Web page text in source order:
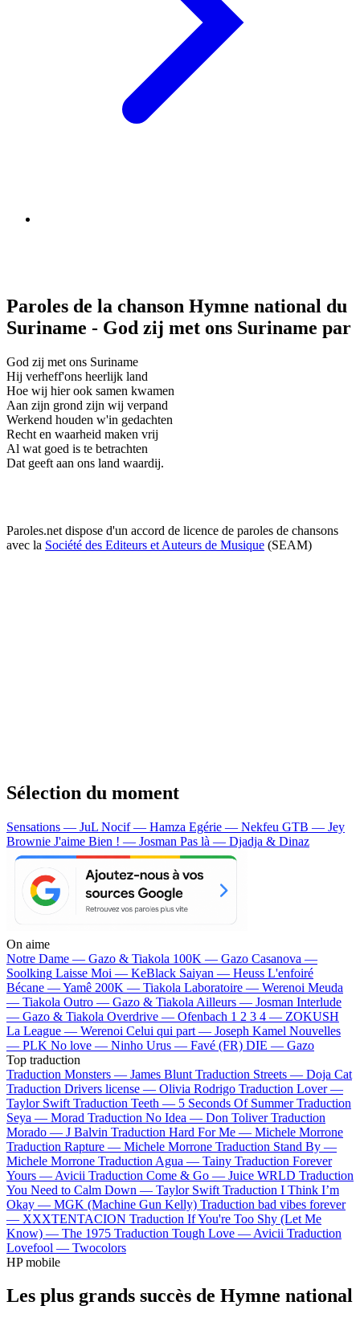
Paroles de la chanson Hymne national du
Suriname - God zij met ons Suriname par
God zij met ons Suriname
Hij verheff'ons heerlijk land
Hoe wij hier ook samen kwamen
Aan zijn grond zijn wij verpand
Werkend houden w'in gedachten
Recht en waarheid maken vrij
Al wat goed is te betrachten
Dat geeft aan ons land waardij.
Paroles.net dispose d'un accord de licence de paroles de chansons
avec la Société des Editeurs et Auteurs de Musique (SEAM)
Sélection du moment
Sensations — JuL Nocif — Hamza Egérie — Nekfeu GTB — Jey
Brownie J'aime Bien ! — Josman Pas là — Djadja & Dinaz
On aime
Notre Dame — Gazo & Tiakola 100K — Gazo Casanova —
Soolking Laisse Moi — KeBlack Saiyan — Heuss L'enfoiré
Bécane —Yamê 200K — Tiakola Laboratoire — Werenoi Meuda
— Tiakola Outro — Gazo & Tiakola Ailleurs — Josman Interlude
— Gazo & Tiakola Overdrive — Ofenbach 1 2 3 4 — ZOKUSH
La League — Werenoi Celui qui part — Joseph Kamel Nouvelles
— PLK No love — Ninho Urus — Favé (FR) DIE — Gazo
Top traduction
Traduction Monsters — James Blunt Traduction Streets — Doja Cat
Traduction Drivers license — Olivia Rodrigo Traduction Lover —
Taylor Swift Traduction Teeth — 5 Seconds Of Summer Traduction
Seya — Morad Traduction No Idea — Don Toliver Traduction
Morado — J Balvin Traduction Hard For Me — Michele Morrone
Traduction Rapture — Michele Morrone Traduction Stand By —
Michele Morrone Traduction Agua — Tainy Traduction Forever
Yours — Avicii Traduction Come & Go — Juice WRLD Traduction
You Need to Calm Down — Taylor Swift Traduction I Think I’m
Okay — MGK (Machine Gun Kelly) Traduction bad vibes forever
— XXXTENTACION Traduction If You're Too Shy (Let Me
Know) — The 1975 Traduction Tough Love — Avicii Traduction
Lovefool — Twocolors
HP mobile
Les plus grands succès de Hymne national